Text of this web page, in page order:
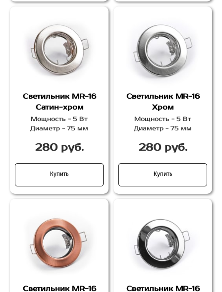
Светильник MR-16
Сатин-хром
Мощность - 5 Вт
Диаметр - 75 мм
280 руб.
Купить
Светильник MR-16
Хром
Мощность - 5 Вт
Диаметр - 75 мм
280 руб.
Купить
Светильник MR-16 Светильник MR-16